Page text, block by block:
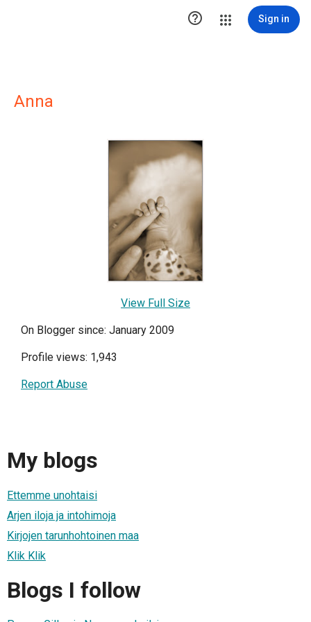
 Sign in
Anna
View Full Size
On Blogger since: January 2009
Profile views: 1,943
Report Abuse
My blogs
Ettemme unohtaisi
Arjen iloja ja intohimoja
Kirjojen tarunhohtoinen maa
Klik Klik
Blogs I follow